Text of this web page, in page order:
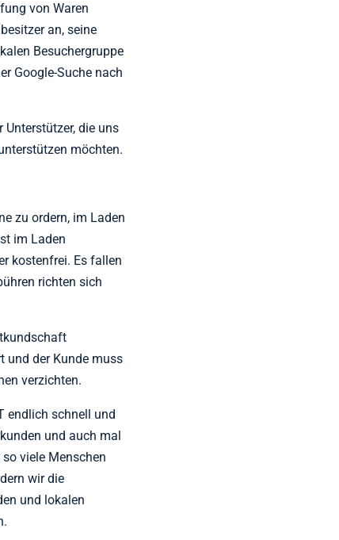
von Waren
an, seine
Besuchergruppe
Google-Suche nach
die uns
möchten.
zu ordern, im Laden
im Laden
kostenfrei. Es fallen
richten sich
und der Kunde muss
verzichten.
endlich schnell und
und auch mal
viele Menschen
wir die
und lokalen